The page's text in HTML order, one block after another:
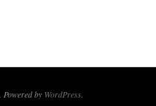
. Powered by WordPress